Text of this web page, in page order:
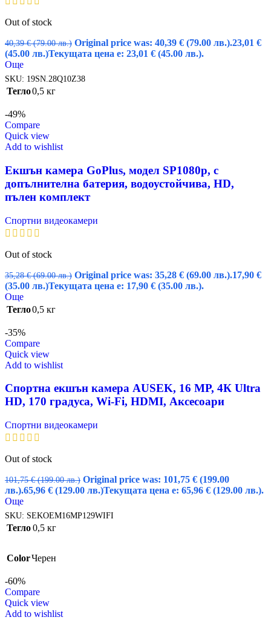
Out of stock
40,39€ (79.00 лв.) Original price was: 40,39 € (79.00 лв.).23,01 €
(45.00 лв.)Текущата цена е: 23,01 € (45.00 лв.).
Още
SKU: 19SN.28Q10Z38
Тегло0,5 кг
-49%
Compare
Quick view
Add to wishlist
Екшън камера GoPlus, модел SP1080p, с
допълнителна батерия, водоустойчива, HD,
пълен комплект
Спортни видеокамери
Out of stock
35,28€ (69.00 лв.) Original price was: 35,28 € (69.00 лв.).17,90 €
(35.00 лв.)Текущата цена е: 17,90 € (35.00 лв.).
Още
Тегло0,5 кг
-35%
Compare
Quick view
Add to wishlist
Спортна екшън камера AUSEK, 16 MP, 4К Ultra
HD, 170 градуса, Wi-Fi, HDMI, Аксесоари
Спортни видеокамери
Out of stock
101,75€ (199.00 лв.) Original price was: 101,75 € (199.00
лв.).65,96 € (129.00 лв.)Текущата цена е: 65,96 € (129.00 лв.).
Още
SKU: SEKOEM16MP129WIFI
Тегло0,5 кг
ColorЧерен
-60%
Compare
Quick view
Add to wishlist